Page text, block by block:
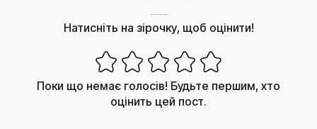
Натисніть на зірочку, щоб оцінити!
Поки що немає голосів! Будьте першим, хто
оцінить цей пост.